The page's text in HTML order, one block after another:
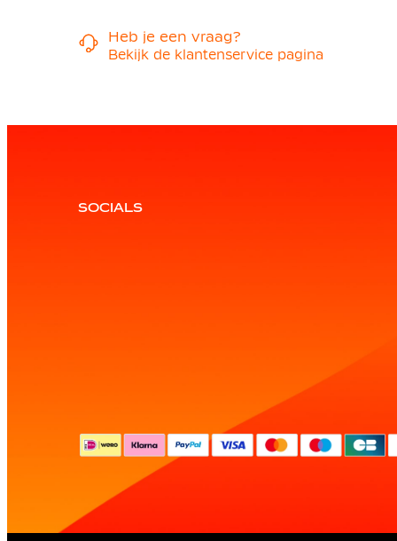
Heb je een vraag?
Bekijk de klantenservice pagina
SOCIALS